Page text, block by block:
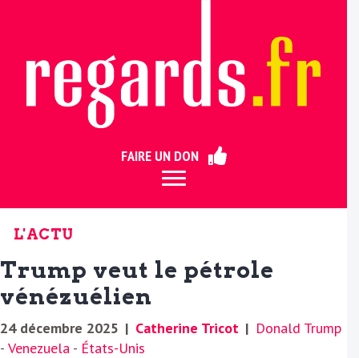
FAIRE UN DON
L'ACTU
Trump veut le pétrole
vénézuélien
24 décembre 2025 | Catherine Tricot | Donald Trump
- Venezuela - États-Unis